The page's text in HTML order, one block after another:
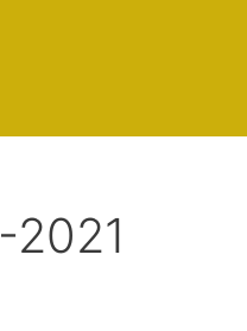
2021